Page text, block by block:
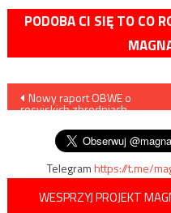
PODOBA CI SIĘ TO CO
Nawigacja
wpisu
Nowy raport OBWE o
rosyjskich zbrodniach
Telegramhttps://t.me/
WESPRZYJ PROJEKT